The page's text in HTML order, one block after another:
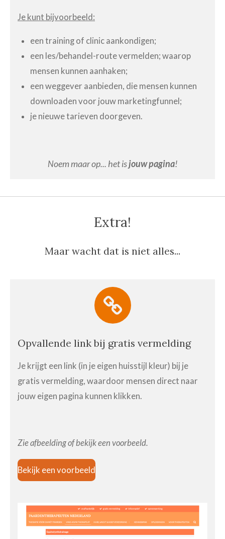
Je kunt bijvoorbeeld:
een training of clinic aankondigen;
een les/behandel-route vermelden; waarop
mensen kunnen aanhaken;
een weggever aanbieden, die mensen kunnen
downloaden voor jouw marketingfunnel;
je nieuwe tarieven doorgeven.
Noem maar op... het isjouw pagina!
Extra!
Maar wacht dat is niet alles...
Opvallende link bij gratis vermelding
Je krijgt een link (in je eigen huisstijl kleur) bij je
gratis vermelding, waardoor mensen direct naar
jouw eigen pagina kunnen klikken.
Zie afbeelding of bekijk een voorbeeld.
Bekijk een voorbeeld